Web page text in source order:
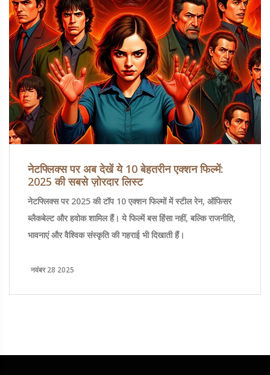
नेटफ्लिक्स पर अब देखें ये 10 बेहतरीन एक्शन फिल्में:
2025 की सबसे ज़ोरदार लिस्ट
नेटफ्लिक्स पर 2025 की टॉप 10 एक्शन फिल्मों में स्टील रेन, ऑफिसर
ब्लैकबेल्ट और हवोक शामिल हैं। ये फिल्में बस हिंसा नहीं, बल्कि राजनीति,
भावनाएं और वैश्विक संस्कृति की गहराई भी दिखाती हैं।
नवंबर 28 2025